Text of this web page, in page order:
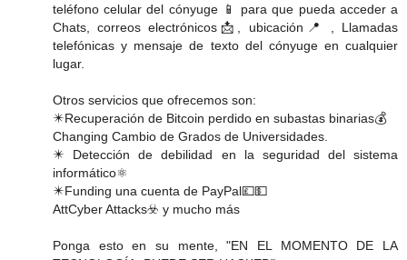
teléfono celular del cónyuge 📱 para que pueda acceder a
Chats, correos electrónicos📩, ubicación📍 , Llamadas
telefónicas y mensaje de texto del cónyuge en cualquier
lugar.
Otros servicios que ofrecemos son:
✴️Recuperación de Bitcoin perdido en subastas binarias💰
Changing️ Cambio de Grados de Universidades.
✴️ Detección de debilidad en la seguridad del sistema
informático⚛️
✴️Funding una cuenta de PayPal💷💵
Att️Cyber ​​Attacks☣️ y mucho más
Ponga esto en su mente, "EN EL MOMENTO DE LA